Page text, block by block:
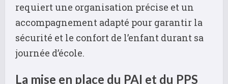
requiert une organisation précise et un
accompagnement adapté pour garantir la
sécurité et le confort de l’enfant durant sa
journée d’école.
La mise en place du PAI et du PPS